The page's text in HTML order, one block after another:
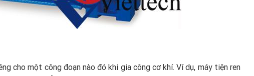
cho một công đoạn nào đó khi gia công cơ khí. Ví dụ, máy tiện ren